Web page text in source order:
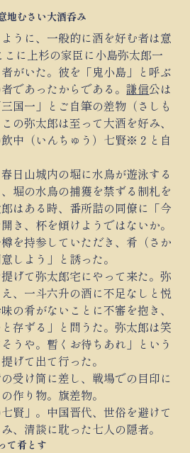
地むさい大酒呑み
うに、一般的に酒を好む者は意
に上杉の家臣に小島弥太郎一
がいた。彼を「鬼小島」と呼ぶ
であったからである。謙信公は
国一」とご自筆の差物（さしも
の弥太郎は至って大酒を好み、
中（いんちゅう）七賢※２と自
日山城内の堀に水鳥が遊泳する
堀の水鳥の捕獲を禁ずる制札を
はある時、番所詰の同僚に「今
き、杯を傾けようではないか。
を持参していただき、肴（さか
しよう」と誘った。
げて弥太郎宅にやって来た。弥
、一斗六升の酒に不足なしと悦
の肴がないことに不審を抱き、
存ずる」と問うた。弥太郎は笑
うや。暫くお待ちあれ」という
げて出て行った。
受け筒に差し、戦場での目印に
作り物。旗差物。
賢」。中国晋代、世俗を避けて
、清談に耽った七人の隠者。
て肴とす